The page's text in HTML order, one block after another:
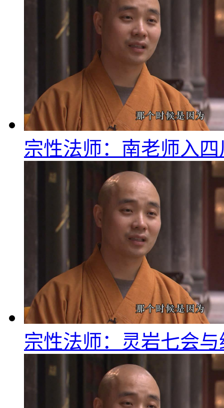
宗性法师：南老师入
宗性法师：灵岩七会